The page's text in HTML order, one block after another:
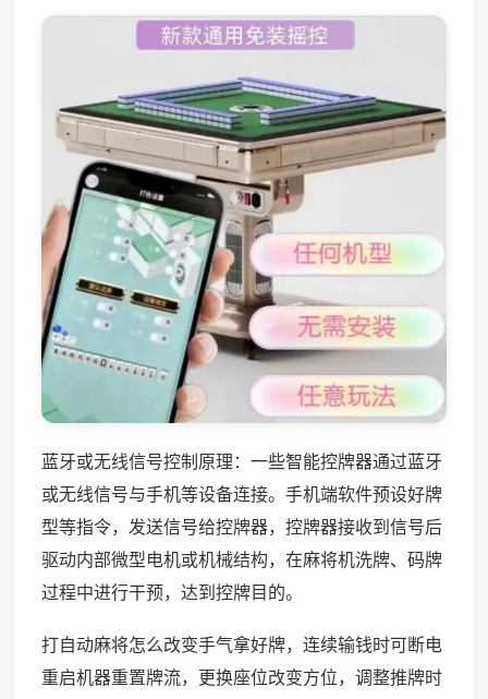
蓝牙或无线信号控制原理：一些智能控牌器通过蓝牙
或无线信号与手机等设备连接。手机端软件预设好牌
型等指令，发送信号给控牌器，控牌器接收到信号后
驱动内部微型电机或机械结构，在麻将机洗牌、码牌
过程中进行干预，达到控牌目的。
打自动麻将怎么改变手气拿好牌，连续输钱时可断电
重启机器重置牌流，更换座位改变方位，调整推牌时